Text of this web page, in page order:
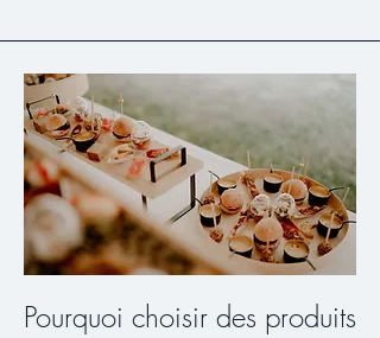
Pourquoi choisir des produits